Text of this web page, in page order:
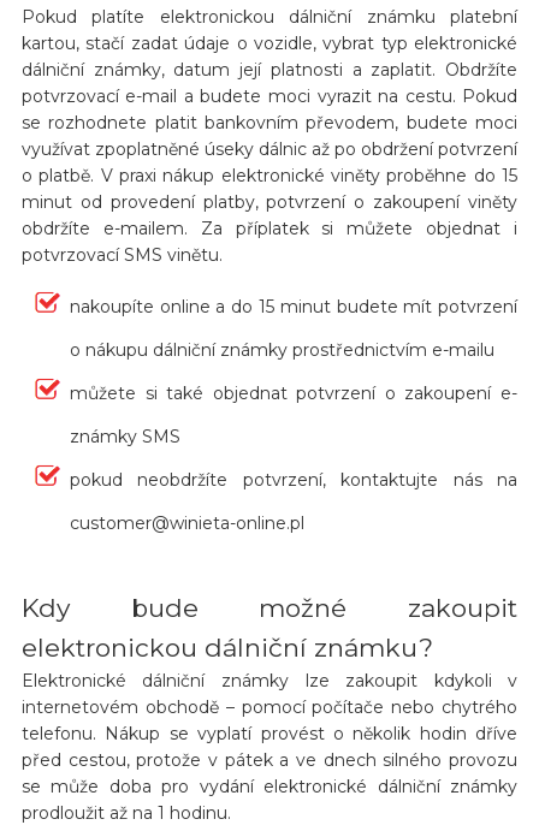
Pokud platíte elektronickou dálniční známku platební
kartou, stačí zadat údaje o vozidle, vybrat typ elektronické
dálniční známky, datum její platnosti a zaplatit. Obdržíte
potvrzovací e-mail a budete moci vyrazit na cestu. Pokud
se rozhodnete platit bankovním převodem, budete moci
využívat zpoplatněné úseky dálnic až po obdržení potvrzení
o platbě. V praxi nákup elektronické viněty proběhne do 15
minut od provedení platby, potvrzení o zakoupení viněty
obdržíte e-mailem. Za příplatek si můžete objednat i
potvrzovací SMS vinětu.
nakoupíte online a do 15 minut budete mít potvrzení
o nákupu dálniční známky prostřednictvím e-mailu
můžete si také objednat potvrzení o zakoupení e-
známky SMS
pokud neobdržíte potvrzení, kontaktujte nás na
customer@winieta-online.pl
Kdy bude možné zakoupit
elektronickou dálniční známku?
Elektronické dálniční známky lze zakoupit kdykoli v
internetovém obchodě – pomocí počítače nebo chytrého
telefonu. Nákup se vyplatí provést o několik hodin dříve
před cestou, protože v pátek a ve dnech silného provozu
se může doba pro vydání elektronické dálniční známky
prodloužit až na 1 hodinu.